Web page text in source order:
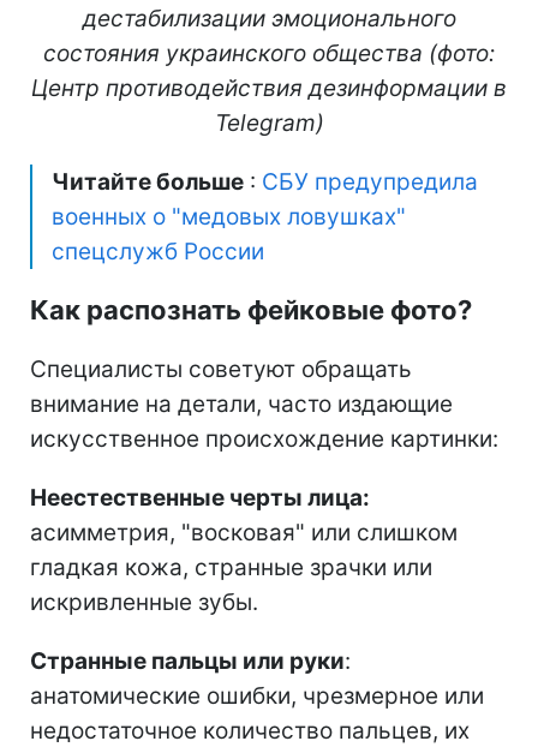
дестабилизации эмоционального
состояния украинского общества (фото:
Центр противодействия дезинформации в
Telegram)
Читайте больше : СБУ предупредила
военных о "медовых ловушках"
спецслужб России
Как распознать фейковые фото?
Специалисты советуют обращать
внимание на детали, часто издающие
искусственное происхождение картинки:
Неестественные черты лица:
асимметрия, "восковая" или слишком
гладкая кожа, странные зрачки или
искривленные зубы.
Странные пальцы или руки:
анатомические ошибки, чрезмерное или
недостаточное количество пальцев, их